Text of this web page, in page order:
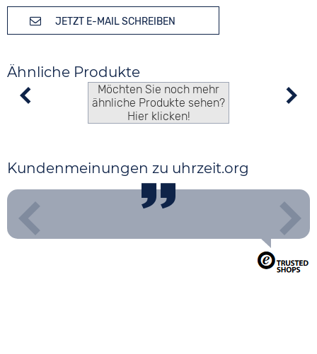
JETZT E-MAIL SCHREIBEN
Ähnliche Produkte
Möchten Sie noch mehr
ähnliche Produkte sehen?
Hier klicken!
Kundenmeinungen zu uhrzeit.org